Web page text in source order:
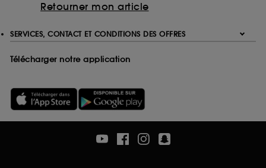
Tetrasodium EDTA
Retourner mon article
SERVICES, CONTACT ET CONDITIONS DES OFFRES
Télécharger notre application